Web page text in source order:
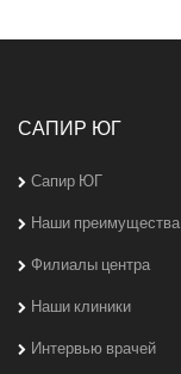
САПИР ЮГ
Сапир ЮГ
Наши преимущества
Филиалы центра
Наши клиники
Интервью врачей